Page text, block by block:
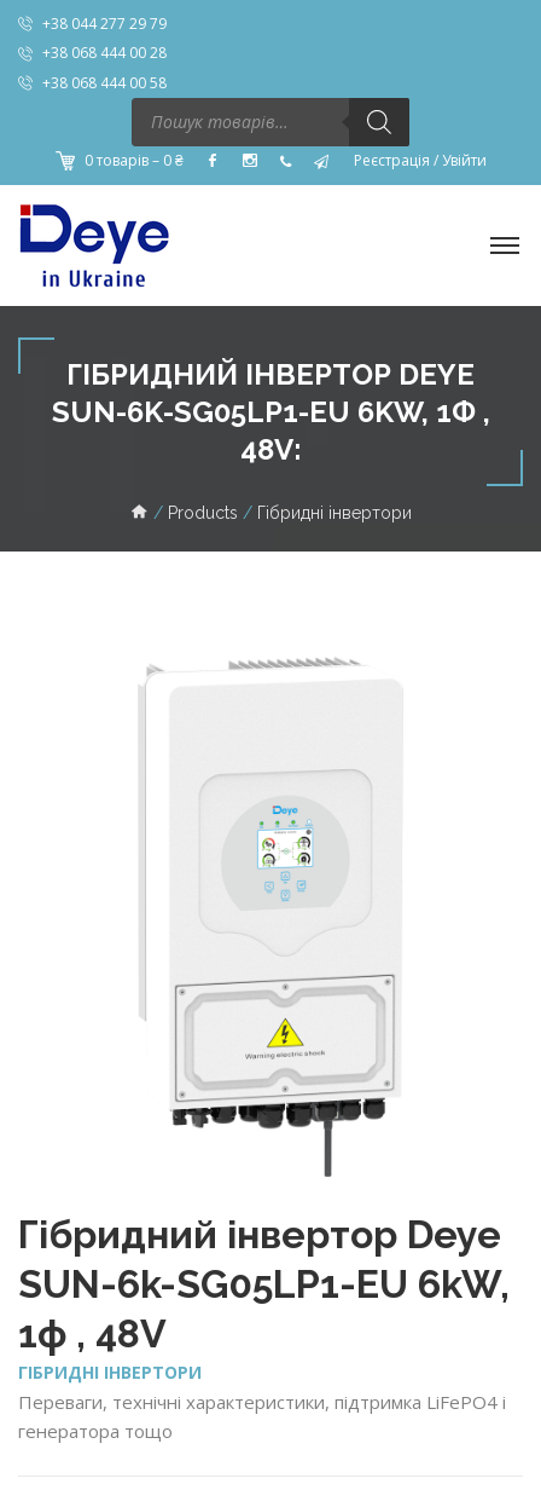
+38 044 277 29 79
+38 068 444 00 28
+38 068 444 00 58
Пошук
товарів
0 товарів – 0₴ Реєстрація /Увійти
ГІБРИДНИЙ ІНВЕРТОР DEYE
SUN-6K-SG05LP1-EU 6KW, 1Ф ,
48V:
Products Гібридні інвертори
Гібридний інвертор Deye
SUN-6k-SG05LP1-EU 6kW,
1ф , 48V
ГІБРИДНІ ІНВЕРТОРИ
Переваги, технічні характеристики, підтримка LiFePO4 і
генератора тощо